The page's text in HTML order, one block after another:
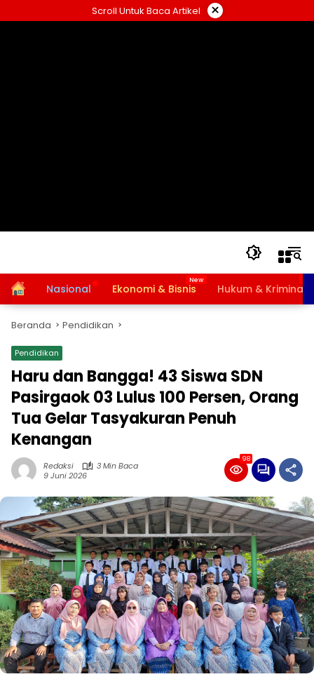
ke
Scroll Untuk Baca Artikel ×
HomeNasional Ekonomi & Bisnis Hukum & Kriminal
Beranda Pendidikan
Pendidikan
Haru dan Bangga! 43 Siswa SDN
Pasirgaok 03 Lulus 100 Persen, Orang
Tua Gelar Tasyakuran Penuh
Kenangan
Redaksi
3 Min Baca
9 Juni 2026
98